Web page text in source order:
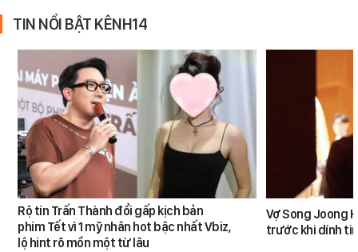
TIN NỔI BẬT KÊNH14
Rộ tin Trấn Thành đổi gấp kịch bản
phim Tết vì 1 mỹ nhân hot bậc nhất Vbiz,
lộ hint rõ mồn một từ lâu
Vợ Song Joong
trước khi dính